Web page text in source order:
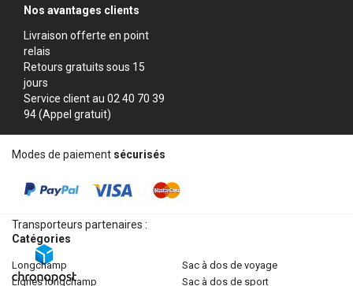
Nos avantages clients
Livraison offerte en point
relais
Retours gratuits sous 15
jours
Service client au 02 40 70 39
94 (Appel gratuit)
Modes de paiement sécurisés
Transporteurs partenaires :
Catégories
longchamp
lignes longchamp
sac à dos de voyage
sac à dos de sport